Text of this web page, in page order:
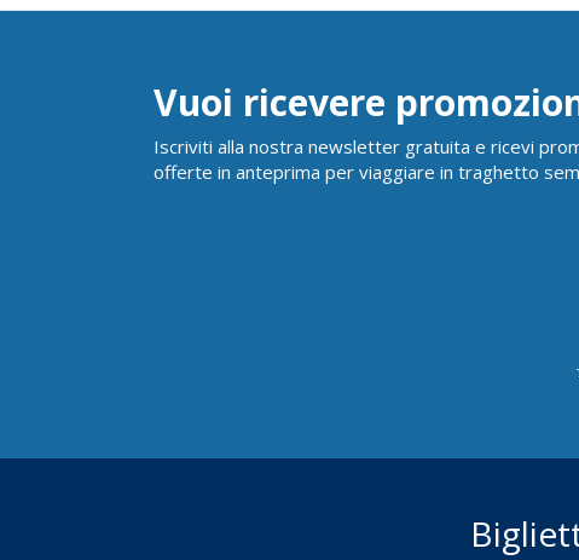
Vuoi ricevere
Iscriviti alla nostra newsletter gratuita e ricevi
offerte in anteprima per viaggiare in traghetto